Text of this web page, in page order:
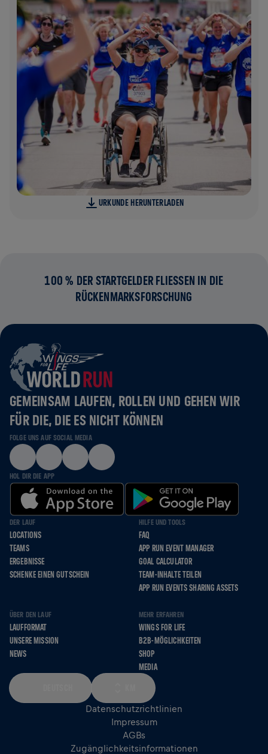
URKUNDE HERUNTERLADEN
100 % DER STARTGELDER FLIESSEN IN DIE R
ÜCKENMARKSFORSCHUNG
GEMEINSAM LAUFEN, ROLLEN UND GEHEN WIR
FÜR DIE, DIE ES NICHT KÖNNEN
FOLGE UNS AUF SOCIAL MEDIA
HOL DIR DIE APP
DER LAUF
LOCATIONS
TEAMS
ERGEBNISSE
SCHENKE EINEN GUTSCHEIN
HILFE UND TOOLS
FAQ
APP RUN EVENT MANAGER
GOAL CALCULATOR
TEAM-INHALTE TEILEN
APP RUN EVENTS SHARING ASSETS
ÜBER DEN LAUF
LAUFFORMAT
UNSERE MISSION
NEWS
MEHR ERFAHREN
WINGS FOR LIFE
B2B-MÖGLICHKEITEN
SHOP
MEDIA
Datenschutzrichtlinien
Impressum
AGBs
Zugänglichkeitsinformationen